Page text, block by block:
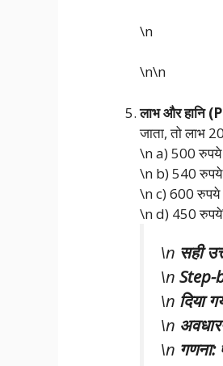
\n
\n\n
लाभ और हानि
जाता, तो लाभ
\n a) 500 रुपये
\n b) 540 रुपये
\n c) 600 रुपये
\n d) 450
\n सही
\n Step-
\n दिया
\n
\n गणना: